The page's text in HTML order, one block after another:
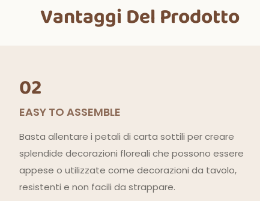
Vantaggi Del Prodotto
02
EASY TO ASSEMBLE
Basta allentare i petali di carta sottili per creare
splendide decorazioni floreali che possono essere
appese o utilizzate come decorazioni da tavolo,
resistenti e non facili da strappare.